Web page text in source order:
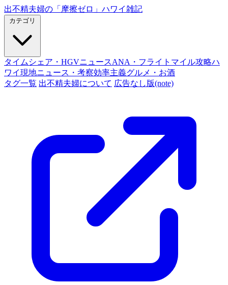
出不精夫婦の 「摩擦ゼロ」 ハワイ雑記
タイムシェア・HGVニュースANA・フライトマイル攻略ハ
ワイ現地ニュース・考察効率主義グルメ・お酒
タグ一覧 出不精夫婦について 広告なし版(note)